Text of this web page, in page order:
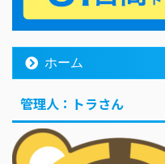
ホーム
管理人：トラさん